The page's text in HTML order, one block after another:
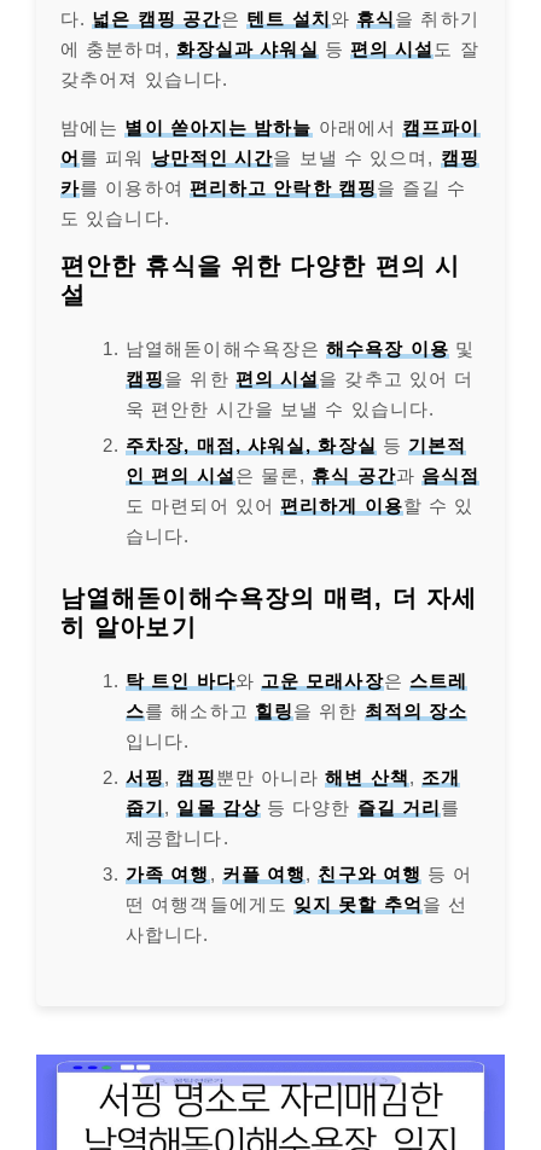
다. 넓은 캠핑 공간은 텐트 설치 와 휴식 을 취하기
에 충분하며, 화장실과 샤워실 등 편의 시설 도 잘
갖추어져 있습니다.
밤에는 별이 쏟아지는 밤하늘 아래에서 캠프파이
어 를 피워 낭만적인 시간을 보낼 수 있으며, 캠핑
카를 이용하여 편리하고 안락한 캠핑을 즐길 수
도 있습니다.
편안한 휴식을 위한 다양한 편의 시
설
남열해돋이해수욕장은해수욕장 이용 및
캠핑을 위한 편의 시설 을 갖추고 있어 더
욱 편안한 시간을 보낼 수 있습니다.
주차장, 매점, 샤워실, 화장실 등 기본적
인 편의 시설 은 물론, 휴식 공간과 음식점
도 마련되어 있어편리하게 이용할 수 있
습니다.
남열해돋이해수욕장의 매력, 더 자세
히 알아보기
탁 트인 바다와 고운 모래사장은 스트레
스를 해소하고 힐링을 위한 최적의 장소
입니다.
서핑, 캠핑뿐만 아니라해변 산책 , 조개
줍기 , 일몰 감상등 다양한 즐길 거리 를
제공합니다.
가족 여행 , 커플 여행, 친구와 여행 등 어
떤 여행객들에게도 잊지 못할 추억 을 선
사합니다.